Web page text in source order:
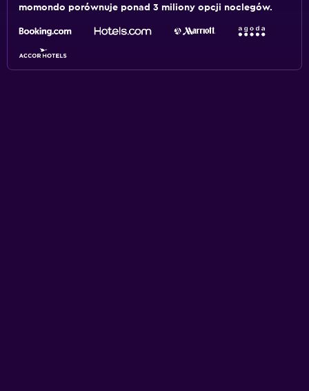
momondo porównuje ponad 3 miliony opcji noclegów.